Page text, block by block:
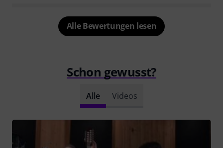
Alle Bewertungen lesen
Schon gewusst?
Alle Videos